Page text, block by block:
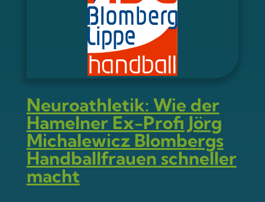
Neuroathletik: Wie der
Hamelner Ex-Profi Jörg
Michalewicz Blombergs
Handballfrauen schneller
macht